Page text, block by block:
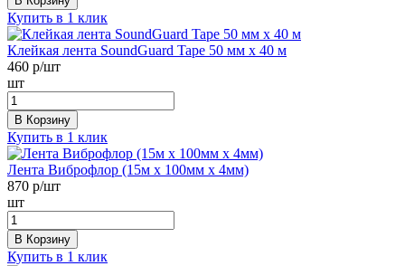
Купить в 1 клик
Клейкая лента SoundGuard Tape 50 мм х 40 м
460 р/шт
шт
В Корзину
Купить в 1 клик
Лента Виброфлор (15м х 100мм х 4мм)
870 р/шт
шт
В Корзину
Купить в 1 клик